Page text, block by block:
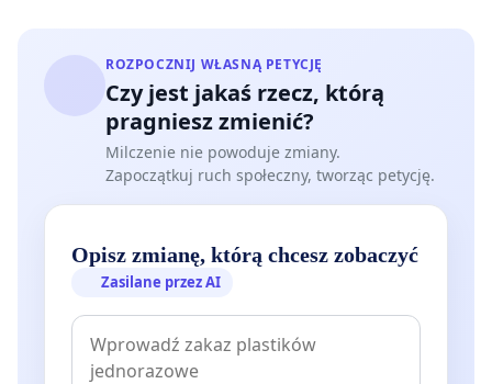
ROZPOCZNIJ WŁASNĄ PETYCJĘ
Czy jest jakaś rzecz, którą
pragniesz zmienić?
Milczenie nie powoduje zmiany.
Zapoczątkuj ruch społeczny, tworząc petycję.
Opisz zmianę, którą chcesz zobaczyć
Zasilane przez AI